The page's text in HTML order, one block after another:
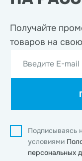
Получайте
товаров на
Введите E-mail
Подписываясь
условиями
персональных